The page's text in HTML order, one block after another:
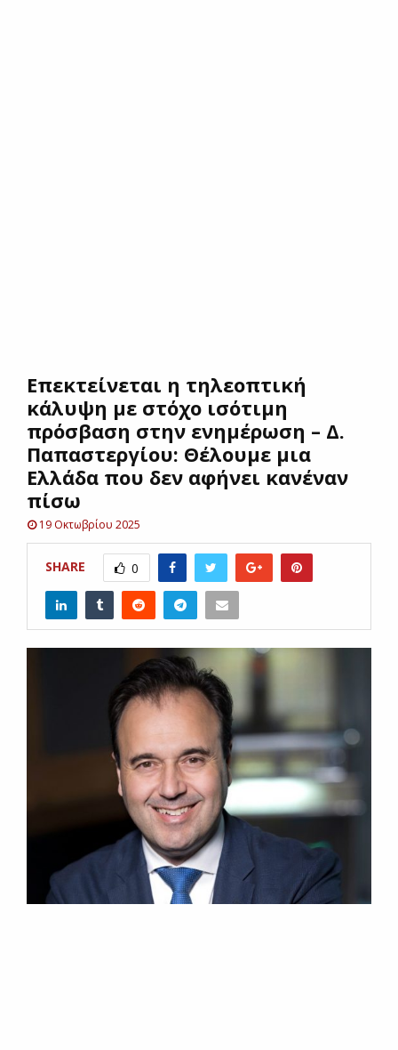
UΕπεκτείνεται η τηλεοπτική
κάλυψη με στόχο ισότιμη
πρόσβαση στην ενημέρωση – Δ.
Παπαστεργίου: Θέλουμε μια
Ελλάδα που δεν αφήνει κανέναν
πίσω
19 Οκτωβρίου 2025
SHARE 0